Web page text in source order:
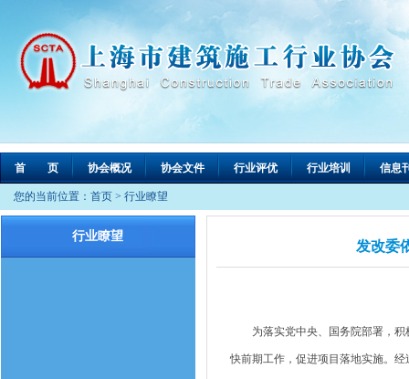
首 页 协会概况 协会文件 行业评优 行业培训 信息
您的当前位置： 首页 > 行业瞭望
行业瞭望
发改委
为落实党中央、国务院部署，积
快前期工作，促进项目落地实施。